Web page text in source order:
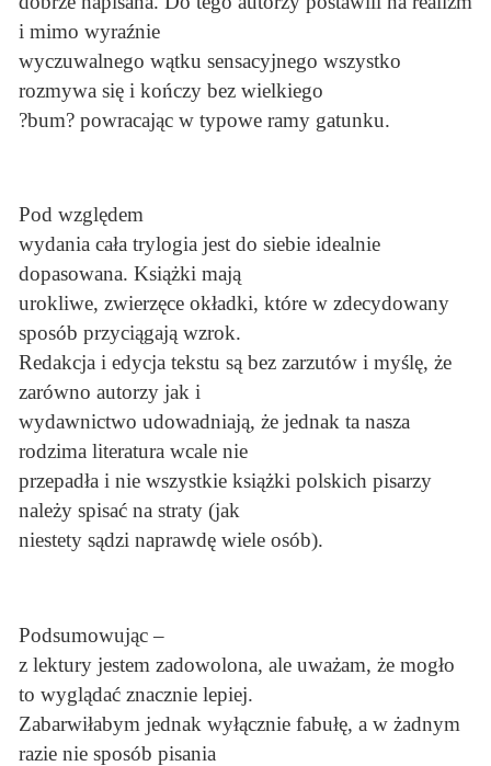
i mimo wyraźnie
wyczuwalnego wątku sensacyjnego wszystko
rozmywa się i kończy bez wielkiego
?bum? powracając w typowe ramy gatunku.
Pod względem
wydania cała trylogia jest do siebie idealnie
dopasowana. Książki mają
urokliwe, zwierzęce okładki, które w zdecydowany
sposób przyciągają wzrok.
Redakcja i edycja tekstu są bez zarzutów i myślę, że
zarówno autorzy jak i
wydawnictwo udowadniają, że jednak ta nasza
rodzima literatura wcale nie
przepadła i nie wszystkie książki polskich pisarzy
należy spisać na straty (jak
niestety sądzi naprawdę wiele osób).
Podsumowując –
z lektury jestem zadowolona, ale uważam, że mogło
to wyglądać znacznie lepiej.
Zabarwiłabym jednak wyłącznie fabułę, a w żadnym
razie nie sposób pisania